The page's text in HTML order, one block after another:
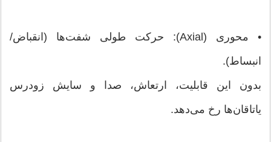
• محوری (Axial): حرکت طولی شفت‌ها (انقباض/
انبساط).
بدون این قابلیت، ارتعاش، صدا و سایش زودرس
یاتاقان‌ها رخ می‌دهد.